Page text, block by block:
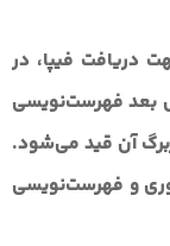
دریافت فیپا، در
بعد فهرست‌نویسی
آن قید می‌شود.
و فهرست‌نویسی